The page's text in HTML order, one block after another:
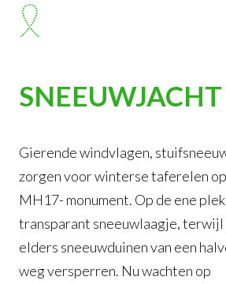
SNEEUWJACHT
Gierende windvlagen,
zorgen voor winterse taferelen
MH17- monument. Op de ene
transparant sneeuwlaagje, terwijl
elders sneeuwduinen van een
weg versperren. Nu wachten op